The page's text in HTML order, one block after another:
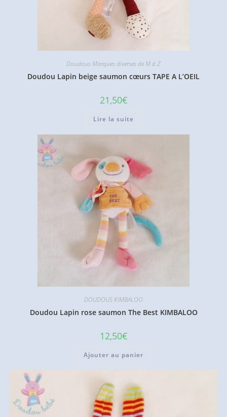
Doudous Marques diverses de M à Z
Doudou Lapin beige saumon cœurs TAPE A L’OEIL
21,50€
Lire la suite
DOUDOUS KIMBALOO
Doudou Lapin rose saumon The Best KIMBALOO
12,50€
Ajouter au panier